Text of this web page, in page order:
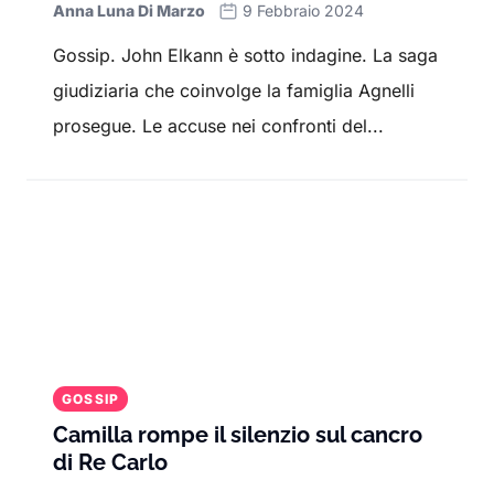
Anna Luna Di Marzo 9 Febbraio 2024
Gossip. John Elkann è sotto indagine. La saga
giudiziaria che coinvolge la famiglia Agnelli
prosegue. Le accuse nei confronti del...
GOSSIP
Camilla rompe il silenzio sul cancro
di Re Carlo